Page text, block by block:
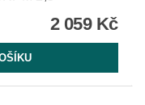
2 059 Kč